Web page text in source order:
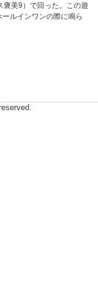
褒美9）で回った。この遊
ルインワンの際に鳴ら